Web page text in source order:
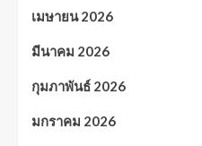
เมษายน 2026
มีนาคม 2026
กุมภาพันธ์ 2026
มกราคม 2026